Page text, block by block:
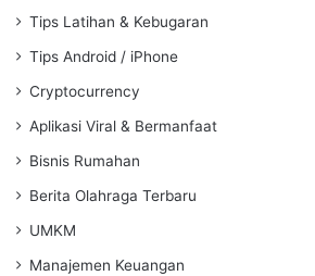
Tips Latihan & Kebugaran
Tips Android / iPhone
Cryptocurrency
Aplikasi Viral & Bermanfaat
Bisnis Rumahan
Berita Olahraga Terbaru
UMKM
Manajemen Keuangan